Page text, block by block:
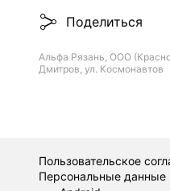
Поделиться
Альфа Рязань, ООО
Дмитров, ул. Космонавтов
Пользовательское
Персональные данные